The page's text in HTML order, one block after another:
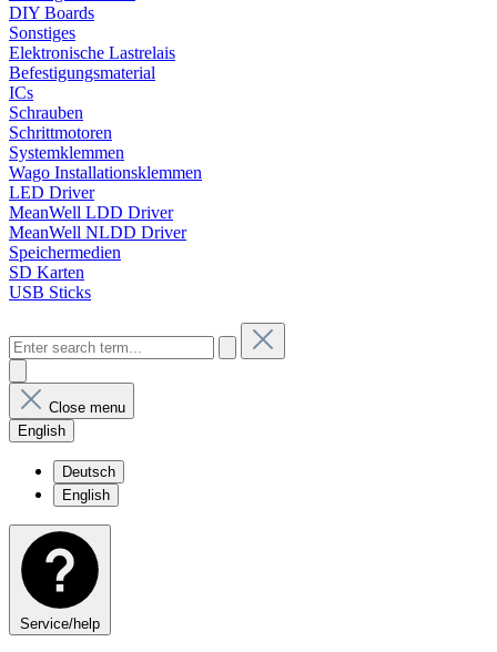
DIY Boards
Sonstiges
Elektronische Lastrelais
Befestigungsmaterial
ICs
Schrauben
Schrittmotoren
Systemklemmen
Wago Installationsklemmen
LED Driver
MeanWell LDD Driver
MeanWell NLDD Driver
Speichermedien
SD Karten
USB Sticks
Close menu
English
Deutsch
English
Service/help